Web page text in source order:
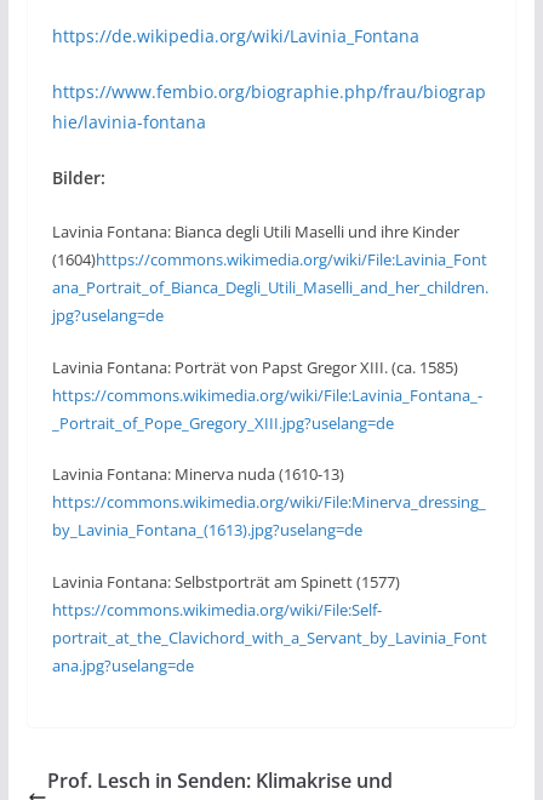
https://de.wikipedia.org/wiki/Lavinia_Fontana
https://www.fembio.org/biographie.php/frau/biograp
hie/lavinia-fontana
Bilder:
Lavinia Fontana: Bianca degli Utili Maselli und ihre Kinder
(1604)https://commons.wikimedia.org/wiki/File:Lavinia_Font
ana_Portrait_of_Bianca_Degli_Utili_Maselli_and_her_children.
jpg?uselang=de
Lavinia Fontana: Porträt von Papst Gregor XIII. (ca. 1585)
https://commons.wikimedia.org/wiki/File:Lavinia_Fontana_-
_Portrait_of_Pope_Gregory_XIII.jpg?uselang=de
Lavinia Fontana: Minerva nuda (1610-13)
https://commons.wikimedia.org/wiki/File:Minerva_dressing_
by_Lavinia_Fontana_(1613).jpg?uselang=de
Lavinia Fontana: Selbstporträt am Spinett (1577)
https://commons.wikimedia.org/wiki/File:Self-
portrait_at_the_Clavichord_with_a_Servant_by_Lavinia_Font
ana.jpg?uselang=de
Prof. Lesch in Senden: Klimakrise und